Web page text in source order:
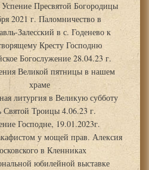
Пресвятой Богородицы
2021 г. Паломничество в
Залесский в с. Годенево к
Кресту Господню
Богослужение 28.04.23 г.
Великой пятницы в нашем
храме
литургия в Великую субботу
Святой Троицы 4.06.23 г.
Господне, 19.01.2023г.
у мощей прав. Алексия
в Кленниках
юбилейной выставке